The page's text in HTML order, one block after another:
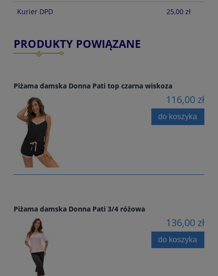
Kurier DPD 25,00 zł
PRODUKTY POWIĄZANE
Piżama damska Donna Pati top czarna wiskoza
116,00 zł
do koszyka
Piżama damska Donna Pati 3/4 różowa
136,00 zł
do koszyka